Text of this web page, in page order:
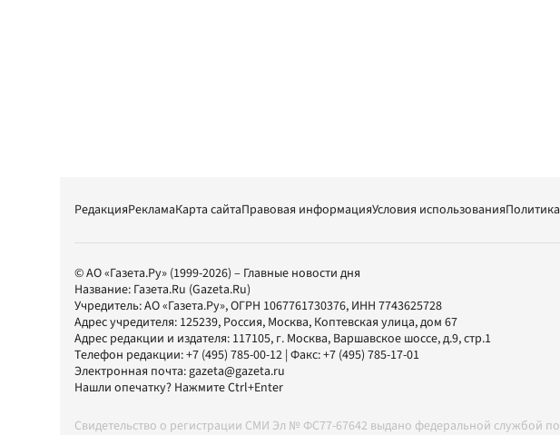
РедакцияРекламаКарта сайтаПравовая информацияУсловия использования
© АО «Газета.Ру» (1999-2026) – Главные новости дня
Название: Газета.Ru (Gazeta.Ru)
Учредитель:АО «Газета.Ру», ОГРН 1067761730376, ИНН 7743625728
Адрес учредителя: 125239, Россия, Москва, Коптевская улица, дом 67
Адрес редакции и издателя: 117105, г. Москва, Варшавское шоссе, д.9, стр.1
Телефон редакции:+7 (495) 785-00-12 | Факс:+7 (495) 785-17-01
Электронная почта:gazeta@gazeta.ru
Нашли опечатку? Нажмите Ctrl+Enter
Свидетельство о регистрации СМИ Эл № ФС77-67642 выдано федеральной службой